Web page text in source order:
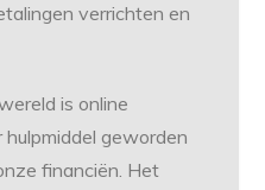
verrichten en
is online
geworden
financiën. Het